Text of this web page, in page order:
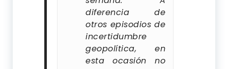
diferencia de
otros episodios de
incertidumbre
geopolítica, en
esta ocasión no